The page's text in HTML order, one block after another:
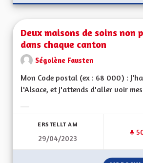
Deux maisons de soins non
dans chaque canton
Ségolène Fausten
Mon Code postal (ex : 68 000) :
l'Alsace, et j'attends d'aller voir
ERSTELLT AM
29/04/2023